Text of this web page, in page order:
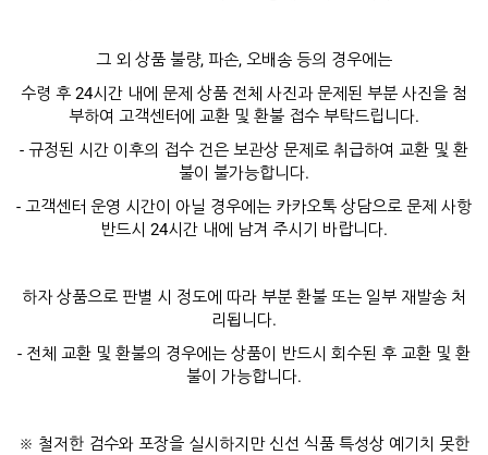
그 외 상품 불량, 파손, 오배송 등의 경우에는
수령 후 24시간 내에 문제 상품 전체 사진과 문제된 부분 사진을 첨
부하여 고객센터에 교환 및 환불 접수 부탁드립니다.
- 규정된 시간 이후의 접수 건은 보관상 문제로 취급하여 교환 및 환
불이 불가능합니다.
- 고객센터 운영 시간이 아닐 경우에는 카카오톡 상담으로 문제 사항
반드시 24시간 내에 남겨 주시기 바랍니다.
하자 상품으로 판별 시 정도에 따라 부분 환불 또는 일부 재발송 처
리됩니다.
- 전체 교환 및 환불의 경우에는 상품이 반드시 회수된 후 교환 및 환
불이 가능합니다.
※ 철저한 검수와 포장을 실시하지만 신선 식품 특성상 예기치 못한